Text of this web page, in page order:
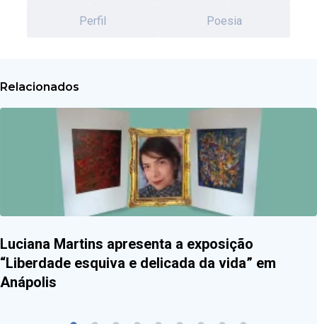
Perfil Poesia
Relacionados
Luciana Martins apresenta a exposição
“Liberdade esquiva e delicada da vida” em
Anápolis